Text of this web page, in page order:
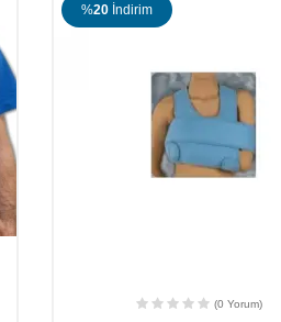
%20 İndirim
(0 Yorum)